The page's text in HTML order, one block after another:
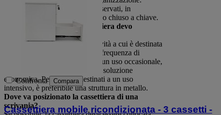
L'archiviazione di documenti riservati, in
particolare, richiederà uno spazio chiuso a chiave.
Quale materiale per la cassettiera devo
Tutto dipende dal settore di attività a cui è destinata
la cassettiera per ufficio e dalla frequenza di
utilizzo. Per i mobili destinati a un uso occasionale,
la struttura in melaminico è una soluzione
economica. Per i mobili destinati a un uso
intensivo, è preferibile una struttura in metallo.
Dove va posizionato la cassettiera di una
scrivania?
Confronta Compara
Cassettiera mobile ricondizionata - 3 cassetti -